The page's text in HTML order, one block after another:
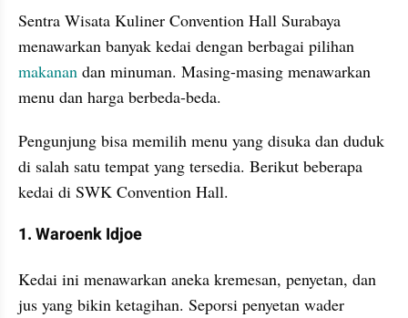
Sentra Wisata Kuliner Convention Hall Surabaya
makanan dan minuman. Masing-masing menawarkan
menu dan harga berbeda-beda.
Pengunjung bisa memilih menu yang disuka dan duduk
di salah satu tempat yang tersedia. Berikut beberapa
kedai di SWK Convention Hall.
1. Waroenk Idjoe
Kedai ini menawarkan aneka kremesan, penyetan, dan
jus yang bikin ketagihan. Seporsi penyetan wader